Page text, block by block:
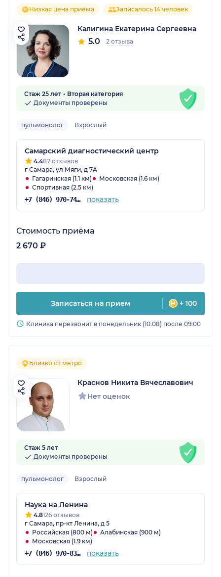
Низкая цена приёма Записалось 14 человек
Калигина Екатерина Сергеевна
5.0 2 отзыва
Стаж 25 лет
Вторая категория
Документы проверены
пульмонолог Взрослый
Самарский диагностический центр
4.487 отзывов
г Самара, ул Мяги, д 7А
Гагаринская (1.1 км)
Московская (1.6 км)
Спортивная (2.5 км)
+7 (846) 970-74-29 показать
Стоимость приёма
2 670 ₽
Записаться на прием + 100
Клиника перезвонит в понедельник (10.08) после 09:00
Близко от метро
Краснов Никита Вячеславович
Нет оценок
Стаж 5 лет
Документы проверены
пульмонолог Взрослый
Наука на Ленина
4.8126 отзывов
г Самара, пр-кт Ленина, д 5
Российская (800 м)
Алабинская (900 м)
Московская (1.9 км)
+7 (846) 970-83-08 показать